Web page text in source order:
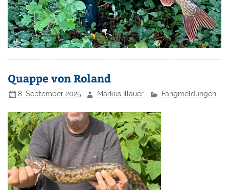
Quappe von Roland
8. September 2025 Markus Illauer Fangmeldungen